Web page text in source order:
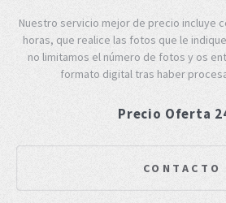
Nuestro servicio mejor de precio incluye
horas, que realice las fotos que le
no limitamos el número de fotos y os
formato digital tras haber
Precio Oferta
CONTACTO